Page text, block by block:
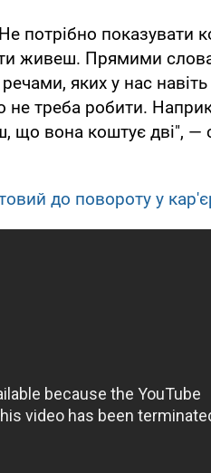
потрібно показувати
ти живеш. Прямими
яких у нас
треба робити.
що вона коштує дві", —
до повороту у